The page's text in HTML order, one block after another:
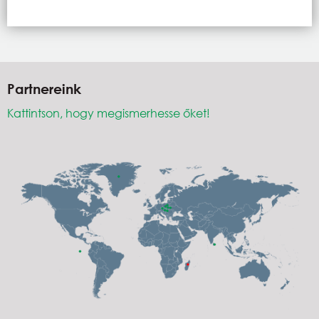
Partnereink
Kattintson, hogy megismerhesse őket!